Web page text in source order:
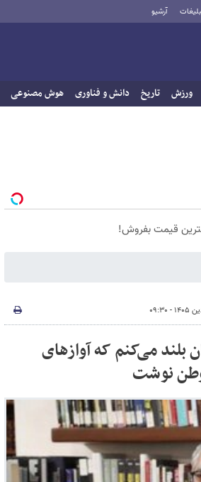
آرشیو
ورزش تاریخ دانش و فناوری هوش مصنوعی
قیمت بفروش!
بلند می‌کنم که آوازهای
وطن نوشت